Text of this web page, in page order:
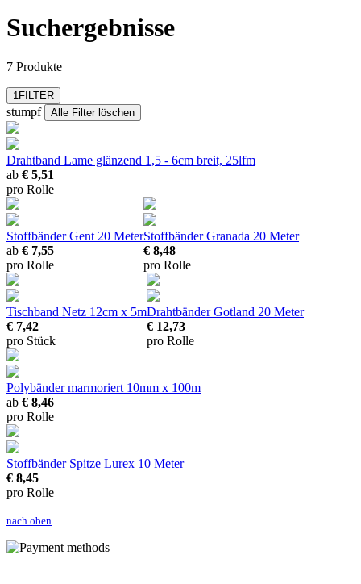
3M
mehr anzeigen
Suchergebnisse
7 Produkte
1FILTER
stumpf Alle Filter löschen
Drahtband Lame glänzend 1,5 - 6cm breit, 25lfm
ab € 5,51
pro Rolle
Stoffbänder Gent 20 Meter
ab € 7,55
pro Rolle
Stoffbänder Granada 20 Meter
€ 8,48
pro Rolle
Tischband Netz 12cm x 5m
€ 7,42
pro Stück
Drahtbänder Gotland 20 Meter
€ 12,73
pro Rolle
Polybänder marmoriert 10mm x 100m
ab € 8,46
pro Rolle
Stoffbänder Spitze Lurex 10 Meter
€ 8,45
pro Rolle
nach oben